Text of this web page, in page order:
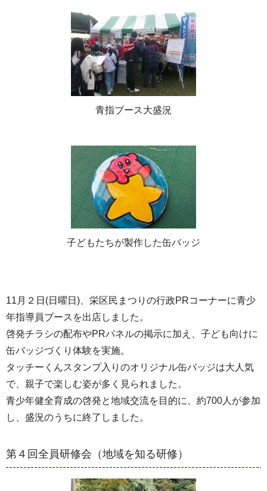
青指ブース大盛況
子どもたちが製作した缶バッジ
11月２日(日曜日)、栄区民まつりの行政PRコーナーに青少
年指導員ブースを出店しました。
啓発チラシの配布やPRパネルの掲示に加え、子ども向けに
缶バッジづくり体験を実施。
タッチーくんスタンプ入りのオリジナル缶バッジは大人気
で、親子で楽しむ姿が多く見られました。
青少年健全育成の啓発と地域交流を目的に、約700人が参加
し、盛況のうちに終了しました。
第４回全員研修会（地域を知る研修）